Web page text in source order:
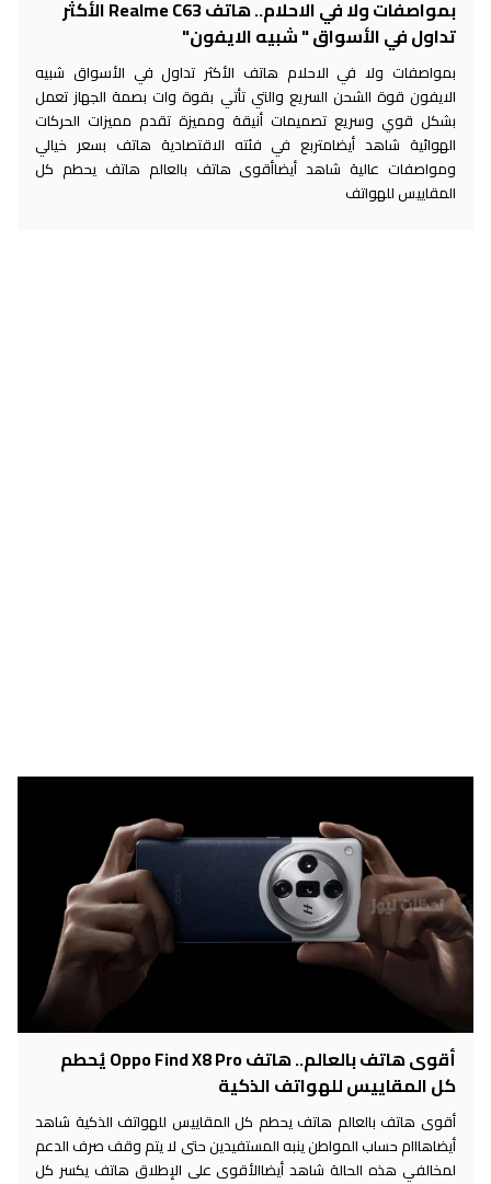
بمواصفات ولا في الاحلام.. هاتف Realme C63 الأكثر
تداول في الأسواق " شبيه الايفون"
بمواصفات ولا في الاحلام هاتف الأكثر تداول في الأسواق شبيه
الايفون قوة الشحن السريع والتي تأتي بقوة وات بصمة الجهاز تعمل
بشكل قوي وسريع تصميمات أنيقة ومميزة تقدم مميزات الحركات
الهوائية شاهد أيضامتربع في فئته الاقتصادية هاتف بسعر خيالي
ومواصفات عالية شاهد أيضاأقوى هاتف بالعالم هاتف يحطم كل
المقاييس للهواتف
أقوى هاتف بالعالم.. هاتف Oppo Find X8 Pro يُحطم
كل المقاييس للهواتف الذكية
أقوى هاتف بالعالم هاتف يحطم كل المقاييس للهواتف الذكية شاهد
أيضاهااام حساب المواطن ينبه المستفيدين حتى لا يتم وقف صرف الدعم
لمخالفي هذه الحالة شاهد أيضاالأقوى على الإطلاق هاتف يكسر كل